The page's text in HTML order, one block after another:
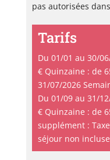
pas autorisées
Tarifs
Du 01/01 au 30/
€ Quinzaine : de
31/07/2026
Du 01/09 au 31/
€ Quinzaine : de
supplément :
séjour non